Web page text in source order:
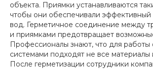
объекта. Приямки устанавливаются
чтобы они обеспечивали эффективный
вод. Герметичное соединение между
и приямками предотвращает
Профессионалы знают, что для
системами подходят не все материалы
После герметизации сотрудники